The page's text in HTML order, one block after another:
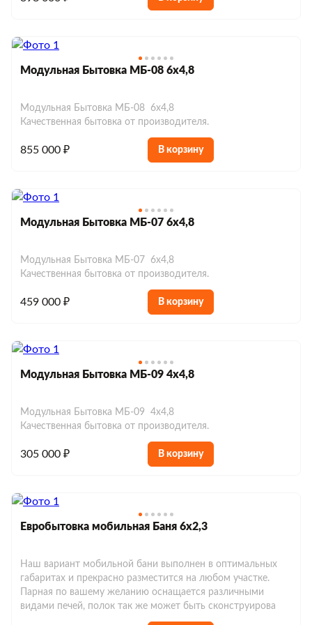
Модульная Бытовка МБ-08 6х4,8
Модульная Бытовка МБ-08 6х4,8
Качественная бытовка от производителя.
855 000 ₽ В корзину
Модульная Бытовка МБ-07 6х4,8
Модульная Бытовка МБ-07 6х4,8
Качественная бытовка от производителя.
459 000 ₽ В корзину
Модульная Бытовка МБ-09 4х4,8
Модульная Бытовка МБ-09 4х4,8
Качественная бытовка от производителя.
305 000 ₽ В корзину
Евробытовка мобильная Баня 6х2,3
Наш вариант мобильной бани выполнен в оптимальных
габаритах и прекрасно разместится на любом участке.
Парная по вашему желанию оснащается различными
видами печей, полок так же может быть сконструирова